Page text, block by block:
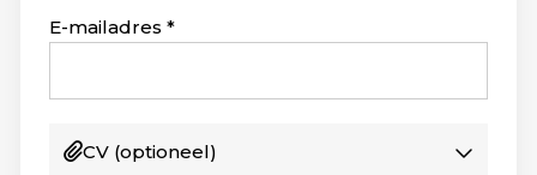
+1
E-mailadres
CV (optioneel)